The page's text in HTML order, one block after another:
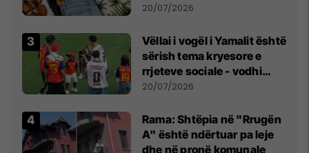
20/07/2026
Vëllai i vogël i Yamalit është
sërish tema kryesore e
rrjeteve sociale - vodhi
vëmendjen pas finales së
20/07/2026
Rama: Shtëpia në "Rrugën
A" është ndërtuar pa leje
dhe në pronë komunale